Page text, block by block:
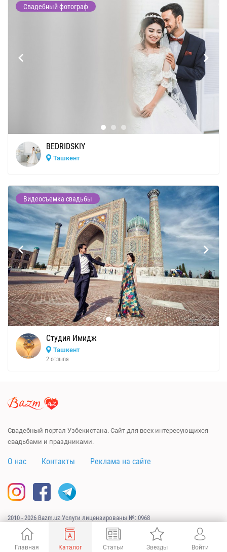
Свадебный фотограф
BEDRIDSKIY
Ташкент
Видеосъемка свадьбы
Студия Имидж
Ташкент
2 отзыва
Свадебный портал Узбекистана. Сайт для всех интересующихся
свадьбами и праздниками.
О нас Контакты Реклама на сайте
2010 - 2026 Bazm.uz Услуги лицензированы №: 0968
Сайт разработан URAGAN.UZ
Главная Каталог Статьи Звезды Войти